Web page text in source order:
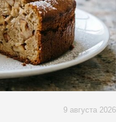
9 августа 2026